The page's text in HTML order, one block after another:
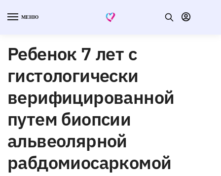
МЕНЮ
Ребенок 7 лет с
гистологически
верифицированной
путем биопсии
альвеолярной
рабдомиосаркомой